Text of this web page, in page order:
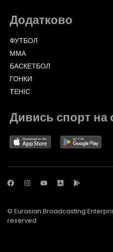
Додатково
ФУТБОЛ
ММА
БАСКЕТБОЛ
ГОНКИ
TЕНІС
Дивись спорт на
© Eurasian Broadcasting
reserved